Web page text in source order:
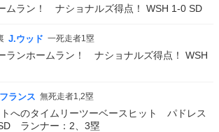
ムラン！ ナショナルズ得点！ WSH 1-0 SD
J.ウッド 一死走者1塁
ランホームラン！ ナショナルズ得点！ WSH
ランス 無死走者1,2塁
へのタイムリーツーベースヒット パドレス
ランナー：2、3塁